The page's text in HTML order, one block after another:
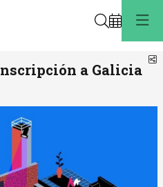
Buscar
a Galicia